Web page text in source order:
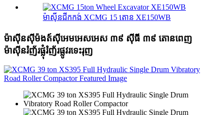
ម៉ាស៊ីនជីកកង់ XCMG 15 តោន XE150WB
ម៉ាស៊ីនស៊ីម៉ងត៍ស៊ីអេមអេសអេស ៣៩ ស៊ីធី ៣៩ តោនពេញ
ម៉ាស៊ីនរំញ័រផ្លុំរំញ័រផ្លូវរទេះរុញ